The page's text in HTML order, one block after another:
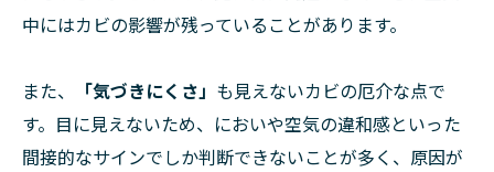
中にはカビの影響が残っていることがあります。
また、 「気づきにくさ」 も見えないカビの厄介な点で
す。目に見えないため、においや空気の違和感といった
間接的なサインでしか判断できないことが多く、原因が